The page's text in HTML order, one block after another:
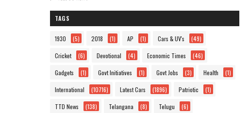
TAGS
1930 (5) 2018 (1) AP (1) Cars & UV's (49)
Cricket (6) Devotional (4) Economic Times (46)
Gadgets (1) Govt Initiatives (1) Govt Jobs (3) Health (1)
International (10716) Latest Cars (1896) Patriotic (1)
TTD News (138) Telangana (8) Telugu (6)